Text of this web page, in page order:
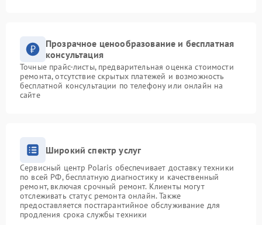
Прозрачное ценообразование и бесплатная
консультация
Точные прайс-листы, предварительная оценка стоимости
ремонта, отсутствие скрытых платежей и возможность
бесплатной консультации по телефону или онлайн на
сайте
Широкий спектр услуг
Сервисный центр Polaris обеспечивает доставку техники
по всей РФ, бесплатную диагностику и качественный
ремонт, включая срочный ремонт. Клиенты могут
отслеживать статус ремонта онлайн. Также
предоставляется постгарантийное обслуживание для
продления срока службы техники